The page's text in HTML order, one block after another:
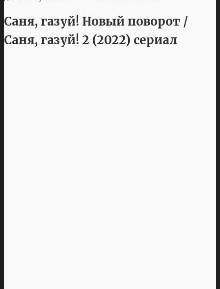
Саня, газуй! Новый поворот /
Саня, газуй! 2 (2022) сериал